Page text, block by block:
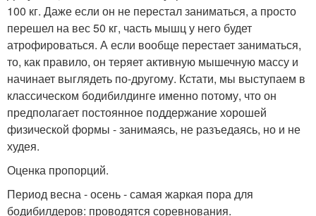
100 кг. Даже если он не перестал заниматься, а просто
перешел на вес 50 кг, часть мышц у него будет
атрофироваться. А если вообще перестает заниматься,
то, как правило, он теряет активную мышечную массу и
начинает выглядеть по-другому. Кстати, мы выступаем в
классическом бодибилдинге именно потому, что он
предполагает постоянное поддержание хорошей
физической формы - занимаясь, не разъедаясь, но и не
худея.
Оценка пропорций.
Период весна - осень - самая жаркая пора для
бодибилдеров: проводятся соревнования.